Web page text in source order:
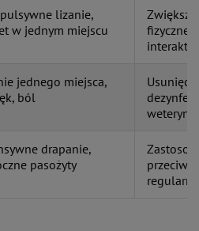
lizanie,
w jednym miejscu
fizycznej
jednego miejsca,
ból
drapanie,
pasożyty